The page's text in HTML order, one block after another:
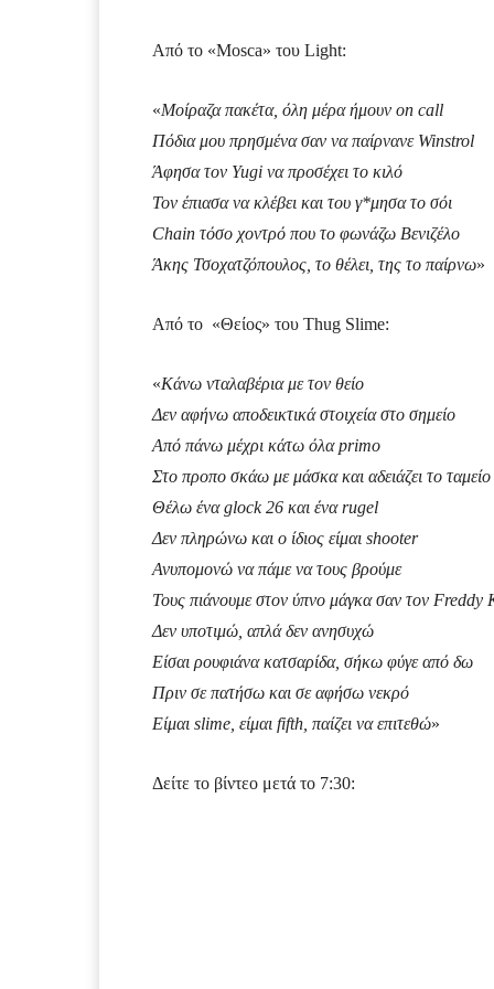
Από το «Mosca» του Light:
«Μοίραζα πακέτα, όλη μέρα ήμουν on call
Πόδια μου πρησμένα σαν να παίρνανε Winstrol
Άφησα τον Yugi να προσέχει το κιλό
Τον έπιασα να κλέβει και του γ*μησα το σόι
Chain τόσο χοντρό που το φωνάζω Βενιζέλο
Άκης Τσοχατζόπουλος, το θέλει, της το παίρνω»
Από το «Θείος» του Thug Slime:
«Κάνω νταλαβέρια με τον θείο
Δεν αφήνω αποδεικτικά στοιχεία στο σημείο
Από πάνω μέχρι κάτω όλα primo
Στο προπο σκάω με μάσκα και αδειάζει το ταμείο
Θέλω ένα glock 26 και ένα rugel
Δεν πληρώνω και ο ίδιος είμαι shooter
Ανυπομονώ να πάμε να τους βρούμε
Τους πιάνουμε στον ύπνο μάγκα σαν τον Freddy
Δεν υποτιμώ, απλά δεν ανησυχώ
Είσαι ρουφιάνα κατσαρίδα, σήκω φύγε από δω
Πριν σε πατήσω και σε αφήσω νεκρό
Είμαι slime, είμαι fifth, παίζει να επιτεθώ»
Δείτε το βίντεο μετά το 7:30: